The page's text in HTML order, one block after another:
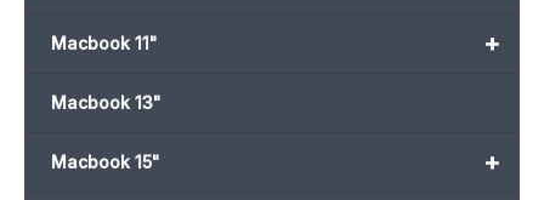
+
Macbook 11"
Macbook 13"
+
Macbook 15"